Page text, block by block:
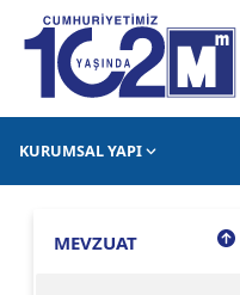
KURUMSAL YAPI
MEVZUAT